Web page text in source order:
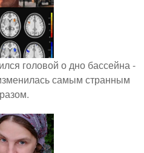
головой о дно бассейна -
самым странным